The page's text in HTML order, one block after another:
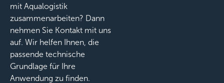
mit Aqualogistik
zusammenarbeiten? Dann
nehmen Sie Kontakt mit uns
auf. Wir helfen Ihnen, die
passende technische
Grundlage für Ihre
Anwendung zu finden.